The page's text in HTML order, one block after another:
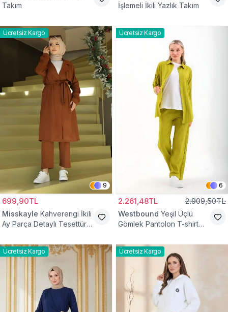
Takım
İşlemeli İkili Yazlık Takım
Ücretsiz Kargo
9
699,90TL
Misskayle Kahverengi İkili
Ay Parça Detaylı Tesettür
Ücretsiz Kargo
6
2.261,48TL 2.909,50TL
Westbound Yeşil Üçlü
Gömlek Pantolon T-shirt
Ücretsiz Kargo Ücretsiz Kargo